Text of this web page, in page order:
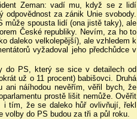
Zeman: vadí mu, když se z lidí
odpovědnost za zánik Unie svobody.
může spousta lidí (ona jistě taky), ale
České republiky. Nevím, za ho to
daleko velkolepější), ale vzhledem k
vyžadoval jeho předchůdce v
do PS, který se sice v detailech od
už o 11 procent) babišovci. Druhá
ani náíhodou nevěřím, věřil bych, že
prostě lišit nemůže. Ověřit
tím, že se daleko hůř ovlivňují, řekl
do PS budou za tři a půl roku.